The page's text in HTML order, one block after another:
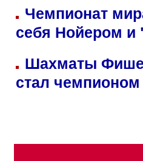
Чемпионат
себя Нойером и
Шахматы
стал